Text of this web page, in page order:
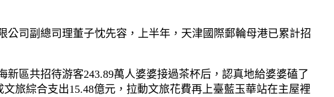
公司副總司理董子忱先容，上半年，天津國際郵輪母港已累計招
區共招待游客243.89萬人婆婆接過茶杯后，認真地給婆婆磕了
旅綜合支出15.48億元，拉動文旅花費再上臺藍玉華站在主屋裡